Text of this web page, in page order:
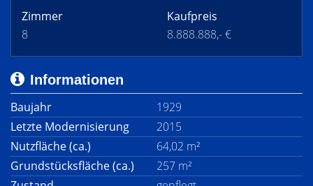
Zimmer
8
Kaufpreis
8.888.888,- €
Informationen
Baujahr
1929
Letzte Modernisierung
2015
Nutzfläche (ca.)
64,02 m²
Grundstücksfläche (ca.)
257 m²